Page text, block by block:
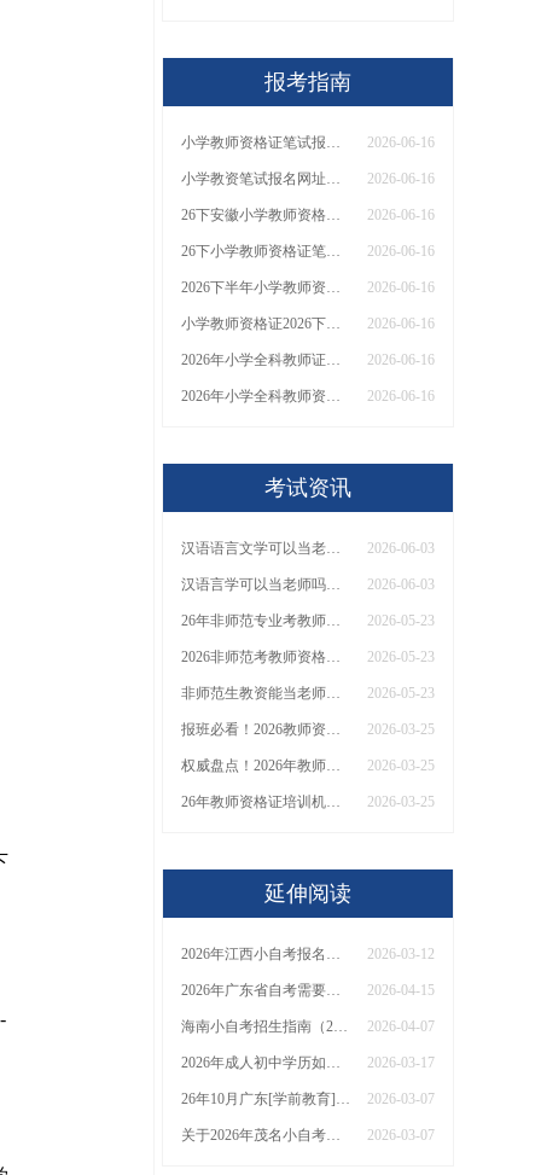
报考指南
小学教师资格证笔试报名页面在哪里找 网址是什么？ 2026-06-16
小学教资笔试报名网址在哪里找 怎么报名 2026-06-16
26下安徽小学教师资格证应该怎么报考 报名入口是？ 2026-06-16
26下小学教师资格证笔试报名有哪些条件与限制？考哪些科目？ 2026-06-16
2026下半年小学教师资格证笔试报考条件是什么？官网入口是什么？ 2026-06-16
小学教师资格证2026下半年具体要求和条件 2026-06-16
2026年小学全科教师证和单科区别 一文全览 2026-06-16
2026年小学全科教师资格证考什么？能当什么老师？ 2026-06-16
考试资讯
汉语语言文学可以当老师吗？要考教资吗？ 2026-06-03
汉语言学可以当老师吗？女生可以吗 2026-06-03
26年非师范专业考教师资格证可以当老师吗 2026-05-23
2026非师范考教师资格证可以当老师吗（女生篇） 2026-05-23
非师范生教资能当老师吗？一篇说明白！ 2026-05-23
报班必看！2026教师资格证报考培训班推荐榜TOP5！ 2026-03-25
权威盘点！2026年教师资格证十大知名机构排名与选择全攻略 2026-03-25
26年教师资格证培训机构哪个好？值得推荐有？ 2026-03-25
延伸阅读
2026年江西小自考报名地址+联系方式 2026-03-12
2026年广东省自考需要当地居住证吗 2026-04-15
海南小自考招生指南（2026）：专业+助学点推荐 2026-04-07
2026年成人初中学历如何提升？选择哪些合适 2026-03-17
26年10月广东[学前教育]自考专科开考哪些科目？ 2026-03-07
关于2026年茂名小自考的报名条件的介绍 2026-03-07